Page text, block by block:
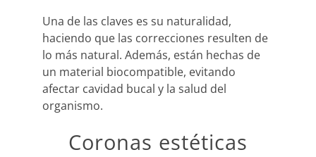
Una de las claves es su naturalidad,
haciendo que las correcciones resulten de
lo más natural. Además, están hechas de
un material biocompatible, evitando
afectar cavidad bucal y la salud del
organismo.
Coronas estéticas